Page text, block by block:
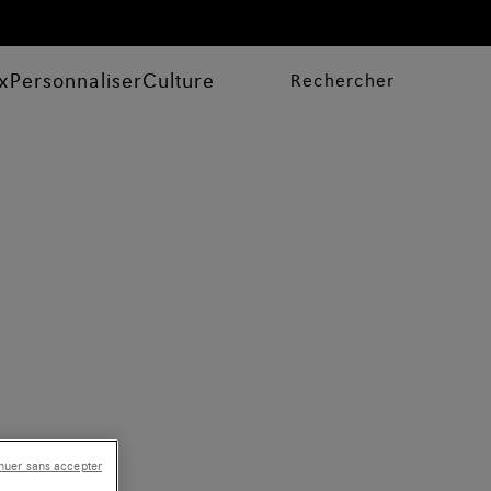
PersonnaliserCulture Rechercher
sans accepter